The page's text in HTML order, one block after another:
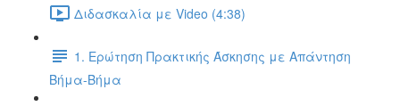
Διδασκαλία με Video (4:38)
1. Ερώτηση Πρακτικής Άσκησης με Απάντηση
Βήμα-Βήμα